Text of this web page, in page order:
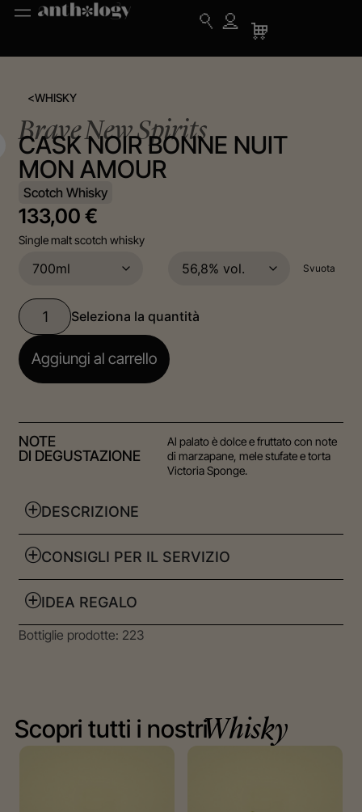
<WHISKY
Brave New Spirits
CASK NOIR BONNE NUIT
MON AMOUR
Scotch Whisky
133,00 €
Single malt scotch whisky
Svuota
Aggiungi al carrello
NOTE
DI DEGUSTAZIONE
Al palato è dolce e fruttato con note
di marzapane, mele stufate e torta
Victoria Sponge.
DESCRIZIONE
CONSIGLI PER IL SERVIZIO
IDEA REGALO
Bottiglie prodotte: 223
Scopri tutti i nostriWhisky